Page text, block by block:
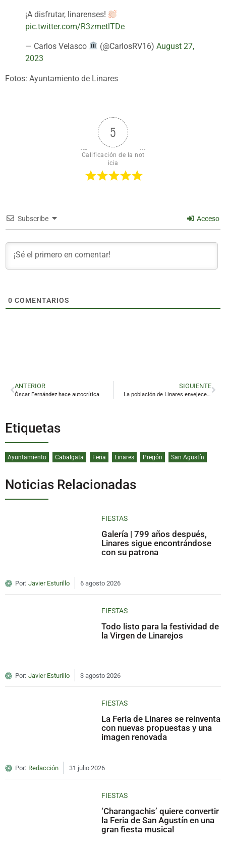
¡A disfrutar, linarenses!
pic.twitter.com/R3zmetlTDe
— Carlos Velasco (@CarlosRV16)August 27,
2023
Fotos: Ayuntamiento de Linares
5
Calificación de la not
icia
Subscribe Acceso
0 COMENTARIOS
ANTERIOR
Óscar Fernández hace autocrítica
SIGUIENTE
La población de Linares envejece: Hay más personas mayores de 65 años que niños
Etiquetas
Ayuntamiento Cabalgata Feria Linares Pregón San Agustín
Noticias Relacionadas
FIESTAS
Galería | 799 años después,
Linares sigue encontrándose
con su patrona
Por: Javier Esturillo 6 agosto 2026
FIESTAS
Todo listo para la festividad de
la Virgen de Linarejos
Por: Javier Esturillo 3 agosto 2026
FIESTAS
La Feria de Linares se reinventa
con nuevas propuestas y una
imagen renovada
Por: Redacción 31 julio 2026
FIESTAS
‘Charangachis’ quiere convertir
la Feria de San Agustín en una
gran fiesta musical